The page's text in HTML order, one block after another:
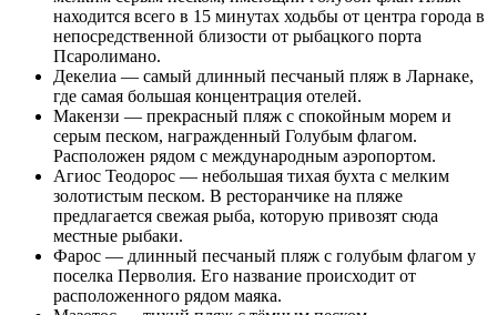
находится всего в 15 минутах ходьбы от центра города в
непосредственной близости от рыбацкого порта
Псаролимано.
Декелиа — самый длинный песчаный пляж в Ларнаке,
где самая большая концентрация отелей.
Макензи — прекрасный пляж с спокойным морем и
серым песком, награжденный Голубым флагом.
Расположен рядом с международным аэропортом.
Агиос Теодорос — небольшая тихая бухта с мелким
золотистым песком. В ресторанчике на пляже
предлагается свежая рыба, которую привозят сюда
местные рыбаки.
Фарос — длинный песчаный пляж с голубым флагом у
поселка Перволия. Его название происходит от
расположенного рядом маяка.